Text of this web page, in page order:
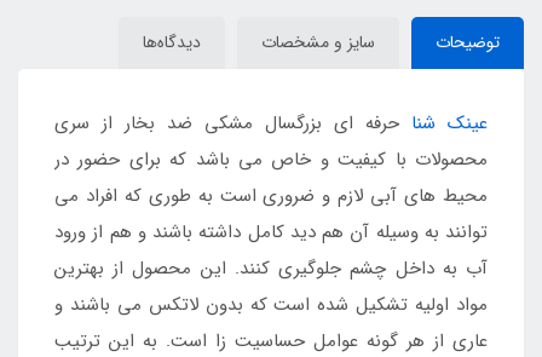
توضیحات سایز و مشخصات دیدگاه‌ها
عینک شنا حرفه ای بزرگسال مشکی ضد بخار از سری
محصولات با کیفیت و خاص می باشد که برای حضور در
محیط های آبی لازم و ضروری است به طوری که افراد می
توانند به وسیله آن هم دید کامل داشته باشند و هم از ورود
آب به داخل چشم جلوگیری کنند. این محصول از بهترین
مواد اولیه تشکیل شده است که بدون لاتکس می باشند و
عاری از هر گونه عوامل حساسیت زا است. به این ترتیب